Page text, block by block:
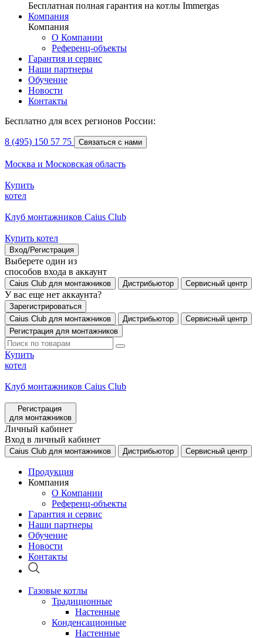
Бесплатная полная гарантия на котлы Immergas
Компания
Компания
О Компании
Референц-объекты
Гарантия и сервис
Наши партнеры
Обучение
Новости
Контакты
Бесплатно для всех регионов России:
8 (495) 150 57 75 Связаться с нами
Москва и Московская область
Купить
котел
Клуб монтажников Caius Club
Купить котел
Вход/Регистрация
Выберете один из
способов входа в аккаунт
Caius Club для монтажников Дистрибьютор Сервисный центр
У вас еще нет аккаунта?
Зарегистрироваться
Caius Club для монтажников
Дистрибьютор
Сервисный центр
Регистрация для монтажников
Купить
котел
Клуб монтажников Caius Club
Регистрация
для монтажников
Личный кабинет
Вход в личный кабинет
Caius Club для монтажников Дистрибьютор Сервисный центр
Продукция
Компания
О Компании
Референц-объекты
Гарантия и сервис
Наши партнеры
Обучение
Новости
Контакты
Газовые котлы
Традиционные
Настенные
Конденсационные
Настенные